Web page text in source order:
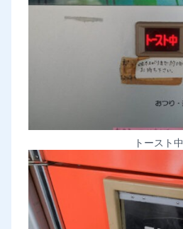
トースト中